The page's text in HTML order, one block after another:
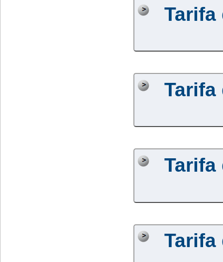
Tarifa
Tarifa
Tarifa
Tarifa